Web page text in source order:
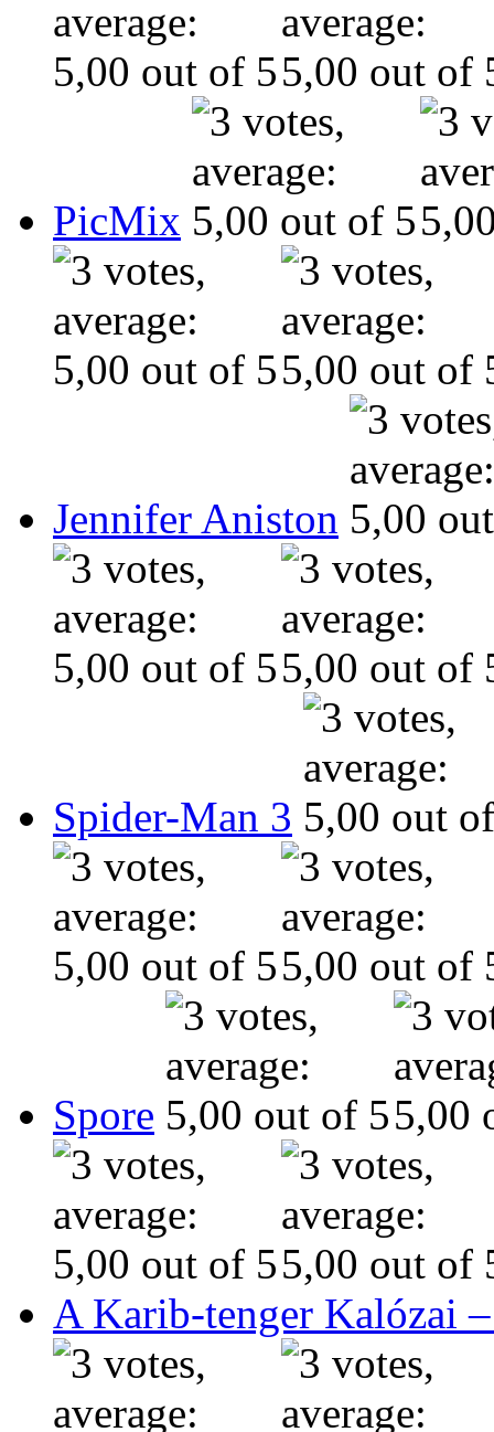
PicMix
Jennifer Aniston
Spider-Man 3
Spore
A Karib-tenger Kalózai